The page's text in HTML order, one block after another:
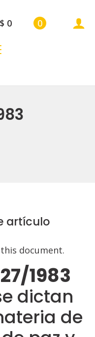
$ 0 0
artículo
document.
1983
dictan
de